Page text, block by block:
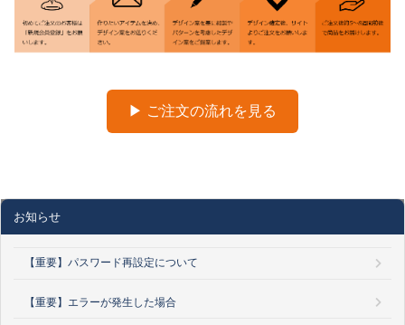
▶ ご注文の流れを見る
お知らせ
【重要】パスワード再設定について
【重要】エラーが発生した場合